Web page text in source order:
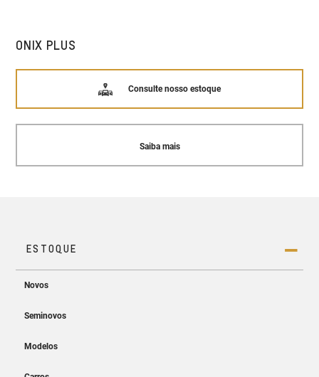
ONIX PLUS
Consulte nosso estoque
Saiba mais